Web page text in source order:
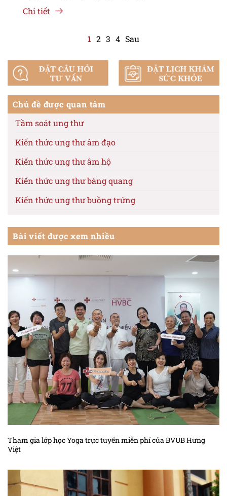
Chi tiết
1 2 3 4 Sau
Chủ đề được quan tâm
Tầm soát ung thư
Kiến thức ung thư âm đạo
Kiến thức ung thư âm hộ
Kiến thức ung thư bàng quang
Kiến thức ung thư buồng trứng
Kiến thức ung thư da
Kiến thức ung thư dạ dày
Kiến thức ung thư dương vật
Kiến thức ung thư đại trực tràng
Kiến thức ung thư đầu cổ
Kiến thức ung thư gan
Kiến thức ung thư hắc tố
Kiến thức ung thư hạch
Kiến thức ung thư não
Kiến thức ung thư phần mềm
Kiến thức sác – côm cơ vân trẻ em
Kiến thức ung thư tế bào máu
Kiến thức ung thư thận
Bài viết được xem nhiều
Tham gia lớp học Yoga trực tuyến miễn phí của BVUB Hưng
Việt